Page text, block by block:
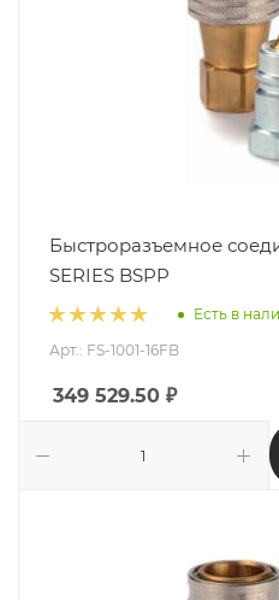
Быстроразъемное
SERIES BSPP
Есть в
Арт.: FS-1001-16FB
349 529.50 ₽